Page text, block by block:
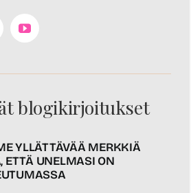
blogikirjoitukset
YLLÄTTÄVÄÄ MERKKIÄ
ETTÄ UNELMASI ON